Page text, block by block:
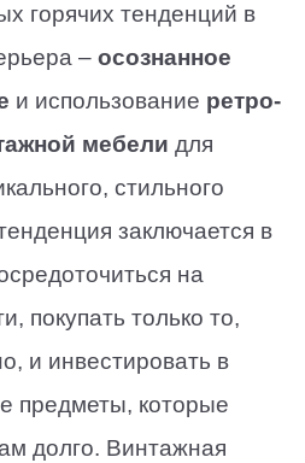
горячих тенденций в
– осознанное
и использование ретро-
мебели для
стильного
заключается в
на
покупать только то,
и инвестировать в
предметы, которые
долго. Винтажная